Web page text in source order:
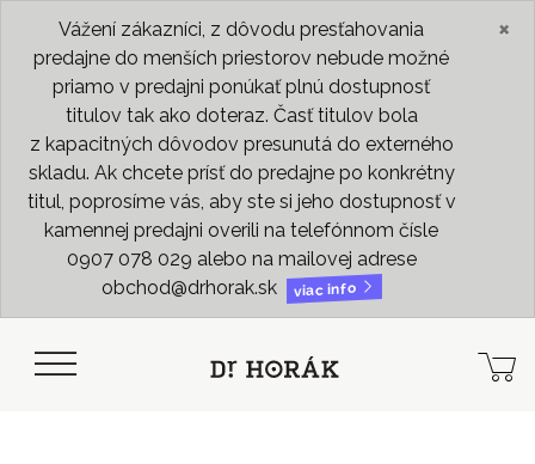
Vážení zákazníci, z dôvodu presťahovania
predajne do menších priestorov nebude možné
priamo v predajni ponúkať plnú dostupnosť
titulov tak ako doteraz. Časť titulov bola
z kapacitných dôvodov presunutá do externého
skladu. Ak chcete prísť do predajne po konkrétny
titul, poprosíme vás, aby ste si jeho dostupnosť v
kamennej predajni overili na telefónnom čísle
0907 078 029 alebo na mailovej adrese
obchod@drhorak.sk
viac info
×